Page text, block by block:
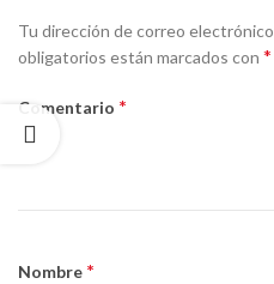
Tu dirección de correo
obligatorios están marcados con *
Comentario *
Nombre *